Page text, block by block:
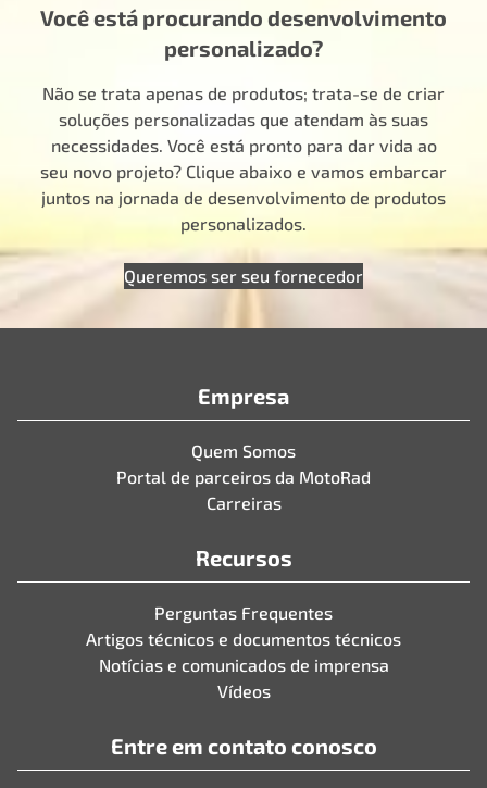
Você está procurando desenvolvimento
personalizado?
Não se trata apenas de produtos; trata-se de criar
soluções personalizadas que atendam às suas
necessidades. Você está pronto para dar vida ao
seu novo projeto? Clique abaixo e vamos embarcar
juntos na jornada de desenvolvimento de produtos
personalizados.
Queremos ser seu fornecedor
Empresa
Quem Somos
Portal de parceiros da MotoRad
Carreiras
Recursos
Perguntas Frequentes
Artigos técnicos e documentos técnicos
Notícias e comunicados de imprensa
Vídeos
Entre em contato conosco